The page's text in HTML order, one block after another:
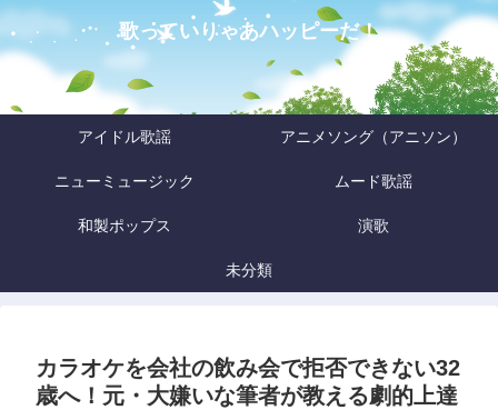
歌っていりゃあハッピーだ！
アイドル歌謡 アニメソング（アニソン）
ニューミュージック ムード歌謡
和製ポップス 演歌
未分類
カラオケを会社の飲み会で拒否できない32
歳へ！元・大嫌いな筆者が教える劇的上達